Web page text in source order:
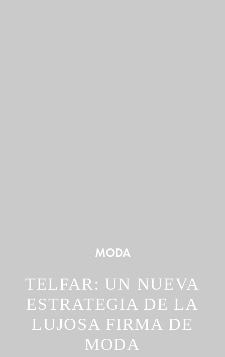
MODA
TELFAR: UN NUEVA
ESTRATEGIA DE LA
LUJOSA FIRMA DE
MODA